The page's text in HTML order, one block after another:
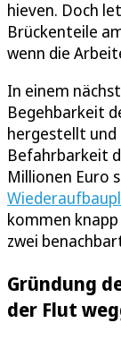
hieven. Doch
Brückenteile
wenn die
In einem
Begehbarkeit
hergestellt und
Befahrbarkeit
Millionen Euro
kommen
zwei
Gründung
der Flut